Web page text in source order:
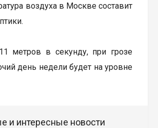
воздуха в Москве составит
метров в секунду, при грозе
день недели будет на уровне
и интересные новости